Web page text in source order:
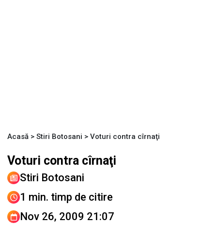
Acasă > Stiri Botosani > Voturi contra cîrnaţi
Voturi contra cîrnaţi
Stiri Botosani
1 min. timp de citire
Nov 26, 2009 21:07